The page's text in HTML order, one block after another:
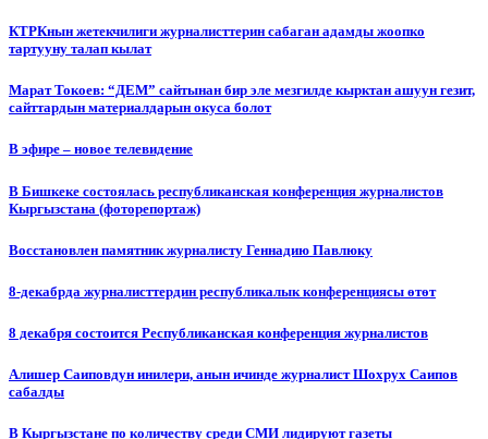
КТРКнын жетекчилиги журналисттерин сабаган адамды жоопко
тартууну талап кылат
Марат Токоев: “ДЕМ” сайтынан бир эле мезгилде кырктан ашуун гезит,
сайттардын материалдарын окуса болот
В эфире – новое телевидение
В Бишкеке состоялась республиканская конференция журналистов
Кыргызстана (фоторепортаж)
Восстановлен памятник журналисту Геннадию Павлюку
8-декабрда журналисттердин республикалык конференциясы өтөт
8 декабря состоится Республиканская конференция журналистов
Алишер Саиповдун инилери, анын ичинде журналист Шохрух Саипов
сабалды
В Кыргызстане по количеству среди СМИ лидируют газеты